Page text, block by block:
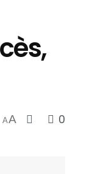
AA 0